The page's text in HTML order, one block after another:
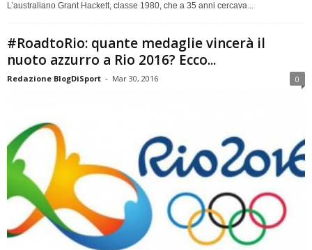
L’australiano Grant Hackett, classe 1980, che a 35 anni cercava...
#RoadtoRio: quante medaglie vincerà il
nuoto azzurro a Rio 2016? Ecco...
Redazione BlogDiSport - Mar 30, 2016 0